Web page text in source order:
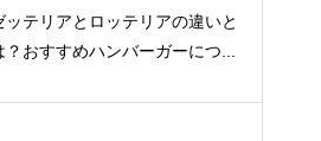
ッテリアとロッテリアの違いと
？おすすめハンバーガーにつ...